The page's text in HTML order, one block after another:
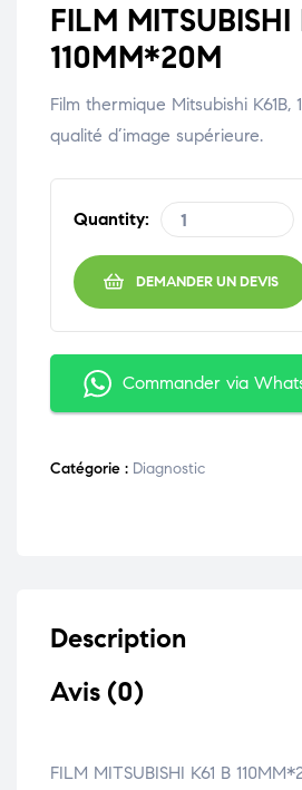
FILM MITSUBISHI
110MM*20M
Film thermique Mitsubishi K61B,
qualité d’image supérieure.
Quantity:
DEMANDER UN DEVIS
Commander via
Catégorie : Diagnostic
Description
Avis (0)
FILM MITSUBISHI K61 B